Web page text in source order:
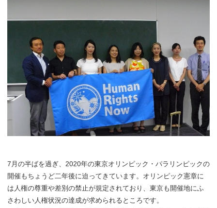
7月の半ばを過ぎ、2020年の東京オリンピック・パラリンピックの
開催もちょうど二年後に迫ってきています。オリンピック憲章に
は人権の尊重や差別の禁止が規定されており、東京も開催地にふ
さわしい人権状況の達成が求められるところです。